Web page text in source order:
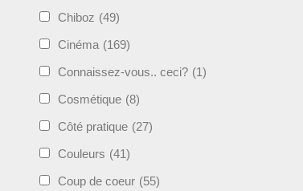
Chiboz (49)
Cinéma (169)
Connaissez-vous.. ceci? (1)
Cosmétique (8)
Côté pratique (27)
Couleurs (41)
Coup de coeur (55)